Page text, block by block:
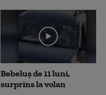
Bebeluș de 11 luni,
surprins la volan